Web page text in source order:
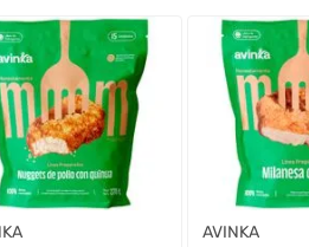
AVINKA